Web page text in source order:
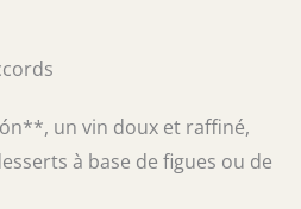
un vin doux et raffiné,
à base de figues ou de